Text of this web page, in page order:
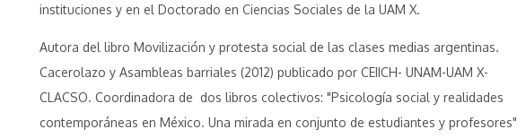
instituciones y en el Doctorado en Ciencias Sociales de la UAM X.
Autora del libro Movilización y protesta social de las clases medias argentinas.
Cacerolazo y Asambleas barriales (2012) publicado por CEIICH- UNAM-UAM X-
CLACSO. Coordinadora de dos libros colectivos: "Psicología social y realidades
contemporáneas en México. Una mirada en conjunto de estudiantes y profesores"